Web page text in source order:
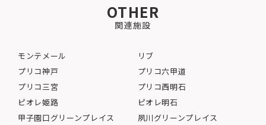
OTHER
関連施設
モンテメール
リブ
プリコ神戸
プリコ六甲道
プリコ三宮
プリコ西明石
ピオレ姫路
ピオレ明石
甲子園口グリーンプレイス
夙川グリーンプレイス